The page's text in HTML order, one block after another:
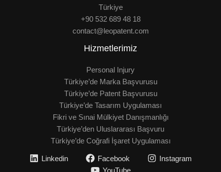
Türkiye
+90 532 689 48 18
contact@leopatent.com
Hizmetlerimiz
Personal Injury
Türkiye’de Marka Başvurusu
Türkiye’de Patent Başvurusu
Türkiye’de Tasarım Uygulaması
Fikri ve Sınai Mülkiyet Danışmanlığı
Türkiye’den Uluslararası Başvuru
Türkiye’de Coğrafi İşaret Uygulaması
Linkedin Facebook
Instagram
YouTube